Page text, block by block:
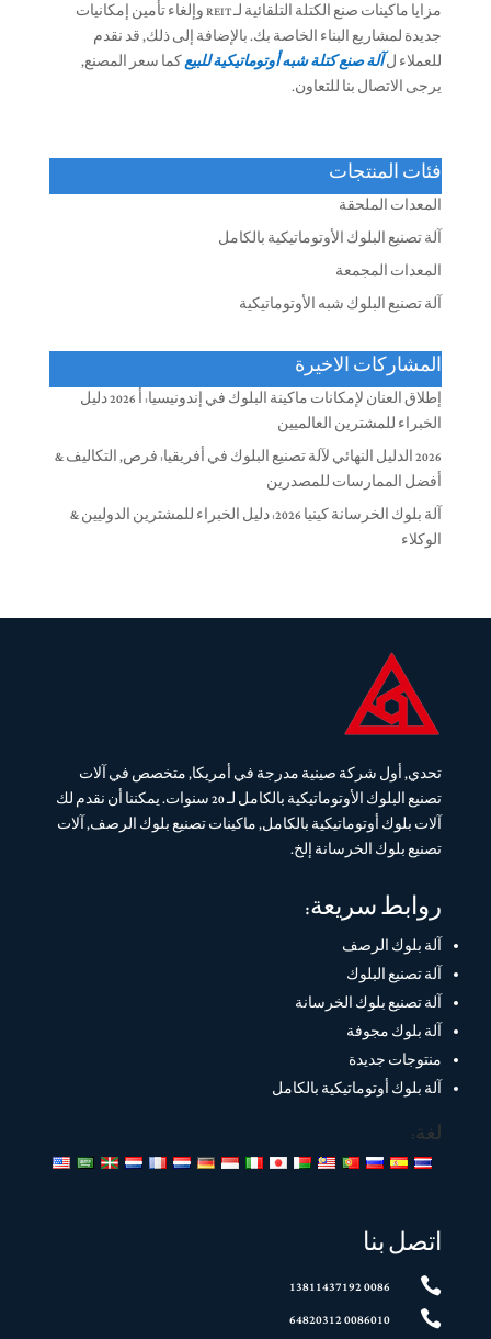
مزايا ماكينات صنع الكتلة التلقائية لـ REIT وإلغاء تأمين إمكانيات
جديدة لمشاريع البناء الخاصة بك. بالإضافة إلى ذلك, قد نقدم
للعملاء لآلة صنع كتلة شبه أوتوماتيكية للبيعكما سعر المصنع,
يرجى الاتصال بنا للتعاون.
فئات المنتجات
المعدات الملحقة
آلة تصنيع البلوك الأوتوماتيكية بالكامل
المعدات المجمعة
آلة تصنيع البلوك شبه الأوتوماتيكية
المشاركات الاخيرة
إطلاق العنان لإمكانات ماكينة البلوك في إندونيسيا: أ 2026 دليل
الخبراء للمشترين العالميين
2026 الدليل النهائي لآلة تصنيع البلوك في أفريقيا: فرص, التكاليف &
أفضل الممارسات للمصدرين
آلة بلوك الخرسانة كينيا 2026: دليل الخبراء للمشترين الدوليين &
الوكلاء
تحدي, أول شركة صينية مدرجة في أمريكا, متخصص في آلات
تصنيع البلوك الأوتوماتيكية بالكامل لـ 20 سنوات. يمكننا أن نقدم لك
آلات بلوك أوتوماتيكية بالكامل, ماكينات تصنيع بلوك الرصف, آلات
تصنيع بلوك الخرسانة إلخ.
روابط سريعة:
آلة بلوك الرصف
آلة تصنيع البلوك
آلة تصنيع بلوك الخرسانة
آلة بلوك مجوفة
منتوجات جديدة
آلة بلوك أوتوماتيكية بالكامل
لغة:
اتصل بنا

0086 13811437192

0086010 64820312